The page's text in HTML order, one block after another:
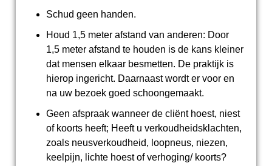
Schud geen handen.
Houd 1,5 meter afstand van anderen: Door
1,5 meter afstand te houden is de kans kleiner
dat mensen elkaar besmetten. De praktijk is
hierop ingericht. Daarnaast wordt er voor en
na uw bezoek goed schoongemaakt.
Geen afspraak wanneer de cliënt hoest, niest
of koorts heeft; Heeft u verkoudheidsklachten,
zoals neusverkoudheid, loopneus, niezen,
keelpijn, lichte hoest of verhoging/ koorts?